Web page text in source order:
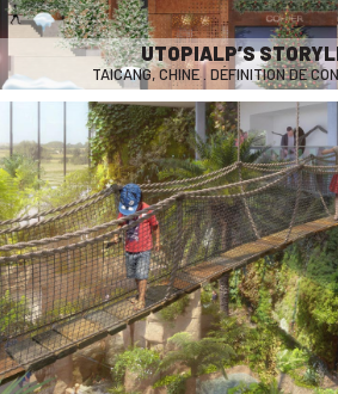
UTOPIALP’S
TAICANG, CHINE . DÉFINITION DE